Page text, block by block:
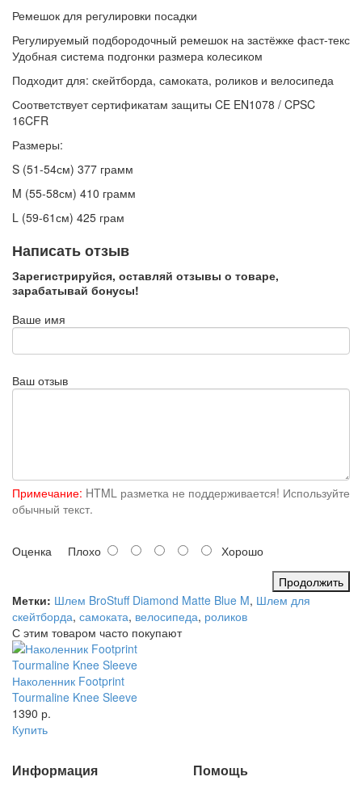
Ремешок для регулировки посадки
Регулируемый подбородочный ремешок на застёжке фаст-текс
Удобная система подгонки размера колесиком
Подходит для: скейтборда, самоката, роликов и велосипеда
Соответствует сертификатам защиты CE EN1078 / CPSC
16CFR
Размеры:
S (51-54см) 377 грамм
M (55-58см) 410 грамм
L (59-61см) 425 грам
Написать отзыв
Зарегистрируйся, оставляй отзывы о товаре,
зарабатывай бонусы!
Ваше имя
Ваш отзыв
Примечание: HTML разметка не поддерживается! Используйте
обычный текст.
Оценка Плохо
Хорошо
Продолжить
Метки: Шлем BroStuff Diamond Matte Blue M, Шлем для
скейтборда, самоката, велосипеда, роликов
С этим товаром часто покупают
Наколенник Footprint
Tourmaline Knee Sleeve
1390 р.
Купить
Информация Помощь